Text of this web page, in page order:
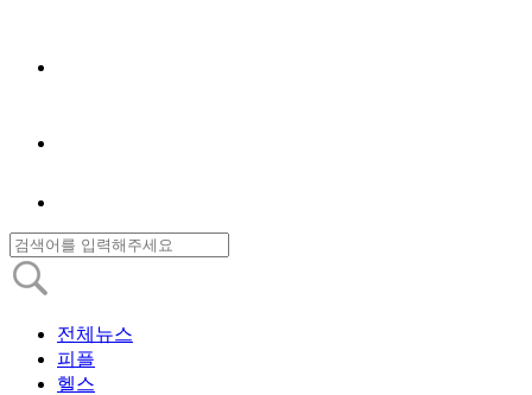
전체뉴스
피플
헬스